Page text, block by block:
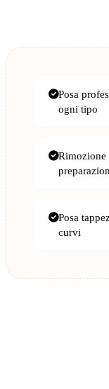
Posa
ogni tipo
Rimozione
Posa
curvi